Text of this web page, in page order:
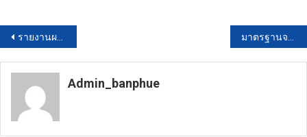
แนะแนว
เรื่อง
รายงานผลการดำเนินงานรอบเมษายน – กันยายน 2565 (013)
Admin_banphue